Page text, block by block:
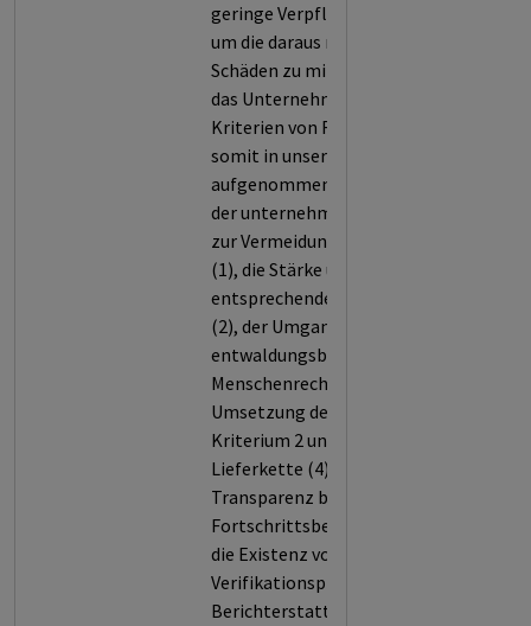
geringe Verpflichtungen eingeht,
um die daraus resultierenden
Schäden zu minimieren. So erfüllt
das Unternehmen nur 50,4 % der
Kriterien von Forest 500 und wird
somit in unsere Datenbank
aufgenommen. Bewertet werden
der unternehmensweite Ansatz
zur Vermeidung von Entwaldung
(1), die Stärke und Reichweite der
entsprechenden Verpflichtungen
(2), der Umgang mit
entwaldungsbedingten
Menschenrechtsrisiken (3), die
Umsetzung der Verpflichtungen in
Kriterium 2 und 3 entlang der
Lieferkette (4) sowie die
Transparenz bei der
Fortschrittsberichterstattung und
die Existenz von
Verifikationsprozessen dieser
Berichterstattung (5).